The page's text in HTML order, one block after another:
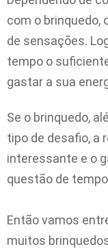
com o brinquedo,
de sensações.
tempo o
gastar a sua
Se o brinquedo,
tipo de desafio, a
interessante e o
questão de
Então vamos
muitos